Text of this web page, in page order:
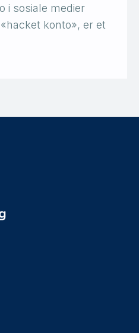
i sosiale medier
konto», er et